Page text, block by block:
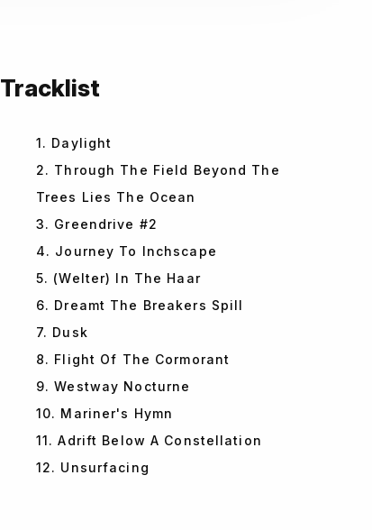
Tracklist
1. Daylight
2. Through The Field Beyond The
Trees Lies The Ocean
3. Greendrive #2
4. Journey To Inchscape
5. (Welter) In The Haar
6. Dreamt The Breakers Spill
7. Dusk
8. Flight Of The Cormorant
9. Westway Nocturne
10. Mariner's Hymn
11. Adrift Below A Constellation
12. Unsurfacing